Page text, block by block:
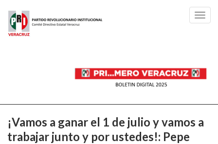
¡Vamos a ganar el 1 de julio y vamos a
trabajar junto y por ustedes!: Pepe